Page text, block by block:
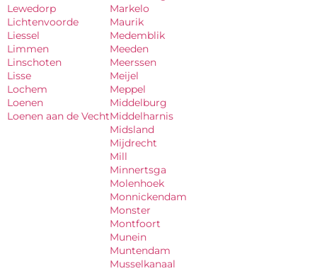
Lewedorp
Lichtenvoorde
Liessel
Limmen
Linschoten
Lisse
Lochem
Loenen
Loenen aan de Vecht
Markelo
Maurik
Medemblik
Meeden
Meerssen
Meijel
Meppel
Middelburg
Middelharnis
Midsland
Mijdrecht
Mill
Minnertsga
Molenhoek
Monnickendam
Monster
Montfoort
Munein
Muntendam
Musselkanaal